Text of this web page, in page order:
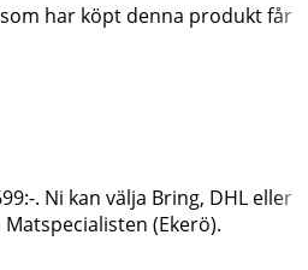
har köpt denna produkt får
. Ni kan välja Bring, DHL eller
(Ekerö).